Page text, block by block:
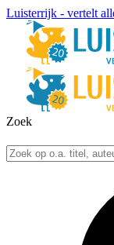
Luisterrijk - vertelt
Zoek